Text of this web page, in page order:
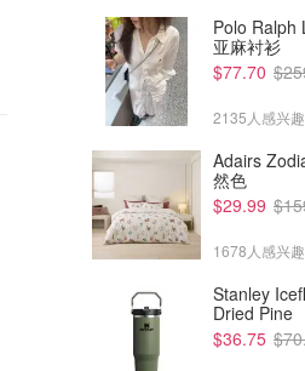
Polo Ralph
亚麻衬衫
$77.70
2135人感兴趣
Adairs
然色
$29.99
1678人感兴趣
Stanley Iceflow 2.0 吸管杯 30oz
Dried Pine
$36.75